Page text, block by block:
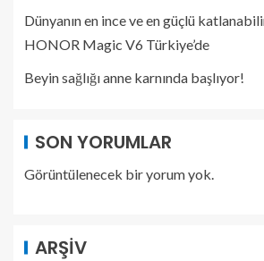
Dünyanın en ince ve en güçlü
HONOR Magic V6 Türkiye’de
Beyin sağlığı anne karnında başlıyor!
SON YORUMLAR
Görüntülenecek bir yorum yok.
ARŞIV